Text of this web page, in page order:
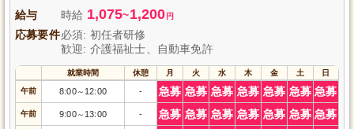
給与 時給 1,075~1,200 円
応募要件必須: 初任者研修
歓迎: 介護福祉士、自動車免許
就業時間 休憩 月 火 水 木 金 土 日
午前 8:00～ 12:00 - 急募 急募 急募 急募 急募 急募 急募
午前 9:00～ 13:00 - 急募 急募 急募 急募 急募 急募 急募